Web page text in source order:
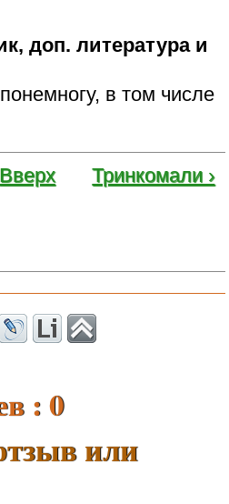
доп. литература и
в том числе
Вверх Тринкомали ›
: 0
или